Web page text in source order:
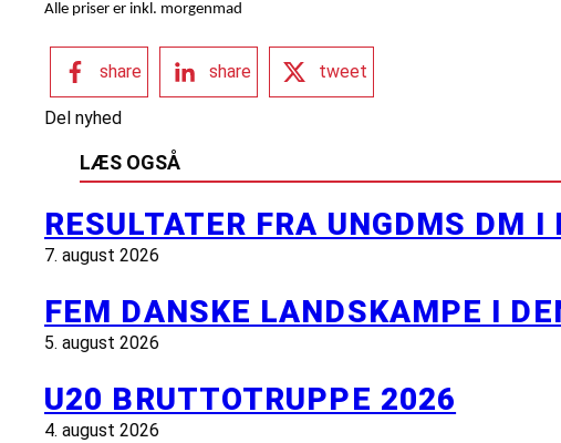
Alle priser er inkl. morgenmad
share share tweet
Del nyhed
LÆS OGSÅ
RESULTATER FRA UNGDMS DM
7. august 2026
FEM DANSKE LANDSKAMPE I
5. august 2026
U20 BRUTTOTRUPPE 2026
4. august 2026